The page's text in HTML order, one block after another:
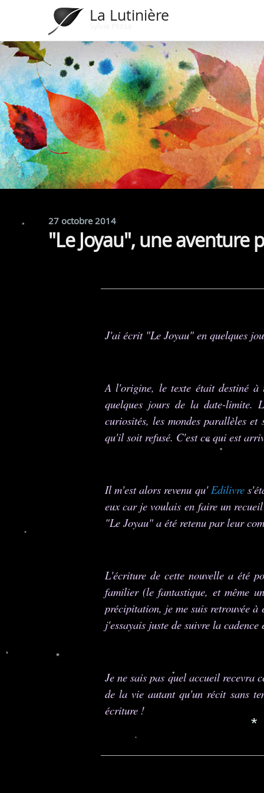
*
*
*
La Lutinière
27 octobre 2014
"Le Joyau", une aventure
J'ai écrit "Le Joyau" en quelques
A l'origine, le texte était destiné
quelques jours de la date-limite.
curiosités, les mondes parallèles
qu'il soit refusé. C'est ce qui est
Il m'est alors revenu qu'Edilivre
eux car je voulais en faire un
"Le Joyau" a été retenu par leur
L'écriture de cette nouvelle a été
familier (le fantastique, et même
précipitation, je me suis retrouvée à
j'essayais juste de suivre la
Je ne sais pas quel accueil recevra
de la vie autant qu'un récit sans
écriture !